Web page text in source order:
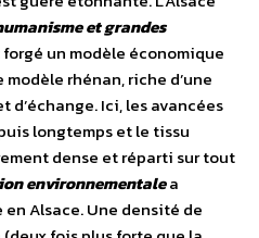
et grandes
un modèle économique
rhénan, riche d’une
Ici, les avancées
longtemps et le tissu
dense et réparti sur tout
environnementalea
Alsace. Une densité de